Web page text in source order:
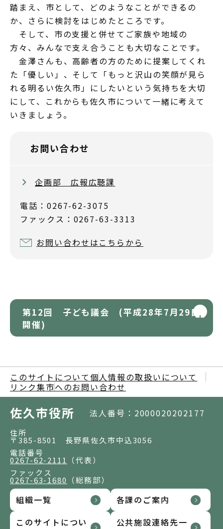
踏まえ、市として、どのようなことができるの
か、さらに検討をはじめたところです。
そして、市の支援と併せてご家族や地域の
方々、みんなで支え合うことも大切なことです。
金澤さんも、高齢者の方のために提案してくれ
た「優しい」、そして「もっと沢山の笑顔が見ら
れる明るい佐久市」にしたいという気持ちを大切
にして、これからも佐久市について一緒に考えて
いきましょう。
お問い合わせ
企画部 広報広聴課
電話：0267-62-3075
ファックス：0267-63-3313
お問い合わせはこちらから
第12回 子ども議会 (平成28年7月29日
開催)
このサイトについて 個人情報の取扱いについて
リンク集市へのお問い合わせ
佐久市役所 法人番号：2000020202177
住所
〒385-8501 長野県佐久市中込3056
電話番号
0267-62-2111
（代表）
ファックス
0267-63-1680 （総務部）
組織一覧
各課のご案内
このサイトについ
公共施設連絡先一